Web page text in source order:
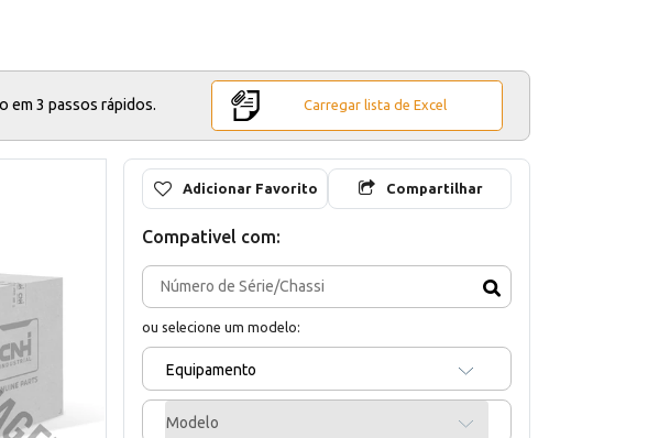
em 3 passos rápidos. Carregar lista de Excel
Adicionar Favorito Compartilhar
Compativel com:
ou selecione um modelo:
Equipamento
Modelo